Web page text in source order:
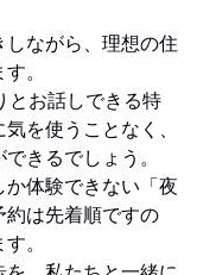
ながら、理想の住
。
とお話しできる特
を使うことなく、
きるでしょう。
体験できない「夜
は先着順ですの
。